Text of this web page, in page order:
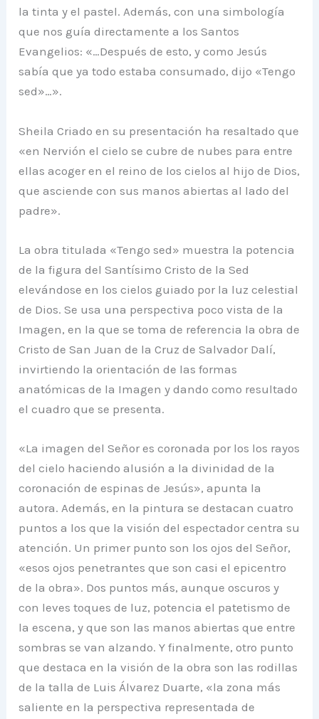
la tinta y el pastel. Además, con una simbología
que nos guía directamente a los Santos
Evangelios: «…Después de esto, y como Jesús
sabía que ya todo estaba consumado, dijo «Tengo
sed»…».
Sheila Criado en su presentación ha resaltado que
«en Nervión el cielo se cubre de nubes para entre
ellas acoger en el reino de los cielos al hijo de Dios,
que asciende con sus manos abiertas al lado del
padre».
La obra titulada «Tengo sed» muestra la potencia
de la figura del Santísimo Cristo de la Sed
elevándose en los cielos guiado por la luz celestial
de Dios. Se usa una perspectiva poco vista de la
Imagen, en la que se toma de referencia la obra de
Cristo de San Juan de la Cruz de Salvador Dalí,
invirtiendo la orientación de las formas
anatómicas de la Imagen y dando como resultado
el cuadro que se presenta.
«La imagen del Señor es coronada por los los rayos
del cielo haciendo alusión a la divinidad de la
coronación de espinas de Jesús», apunta la
autora. Además, en la pintura se destacan cuatro
puntos a los que la visión del espectador centra su
atención. Un primer punto son los ojos del Señor,
«esos ojos penetrantes que son casi el epicentro
de la obra». Dos puntos más, aunque oscuros y
con leves toques de luz, potencia el patetismo de
la escena, y que son las manos abiertas que entre
sombras se van alzando. Y finalmente, otro punto
que destaca en la visión de la obra son las rodillas
de la talla de Luis Álvarez Duarte, «la zona más
saliente en la perspectiva representada de